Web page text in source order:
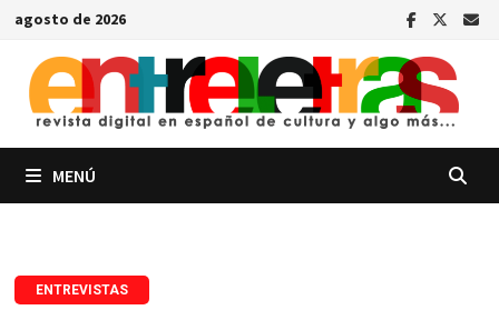
Saltar
contenido
agosto de 2026
MENÚ
ENTREVISTAS